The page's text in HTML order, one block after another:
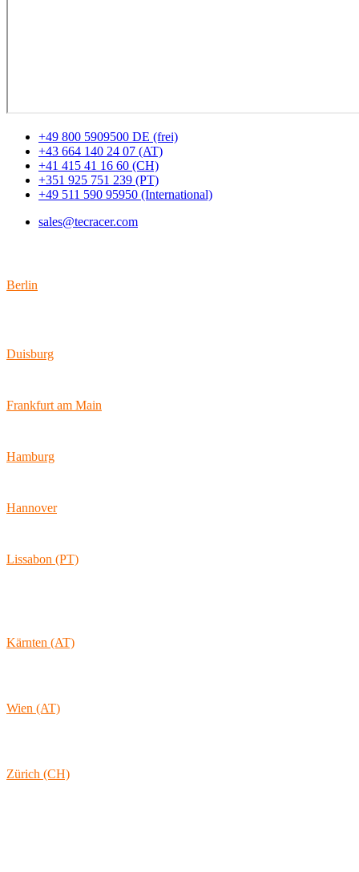
+49 800 5909500 DE (frei)
+43 664 140 24 07 (AT)
+41 415 41 16 60 (CH)
+351 925 751 239 (PT)
+49 511 590 95950 (International)
sales@tecracer.com
Berlin
Duisburg
Frankfurt am Main
Hamburg
Hannover
Lissabon (PT)
Kärnten (AT)
Wien (AT)
Zürich (CH)